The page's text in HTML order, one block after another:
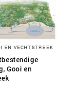
EN VECHTSTREEK
Gooi en